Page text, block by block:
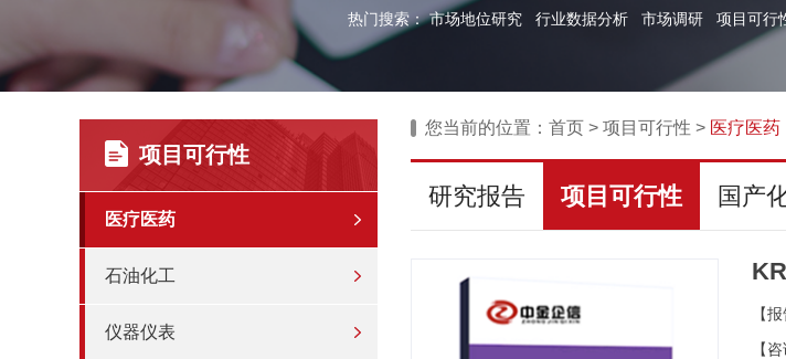
热门搜索：市场地位研究 行业数据分析 市场调研 项目可行
项目可行性
医疗医药
石油化工
仪器仪表
您当前的位置： 首页 > 项目可行性 > 医疗医药
研究报告 项目可行性 国产
【
【